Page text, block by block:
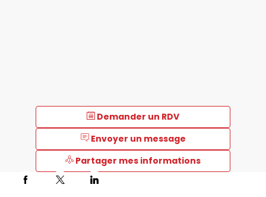
Demander un RDV
Envoyer un message
Partager mes informations